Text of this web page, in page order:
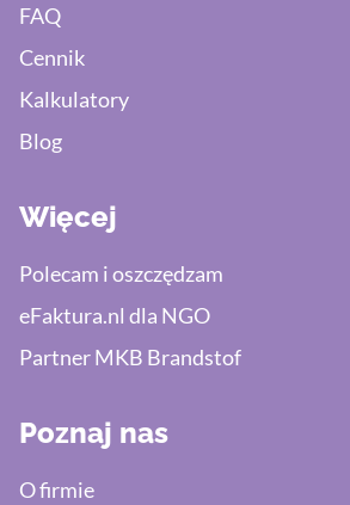
FAQ
Cennik
Kalkulatory
Blog
Więcej
Polecam i oszczędzam
eFaktura.nl dla NGO
Partner MKB Brandstof
Poznaj nas
O firmie